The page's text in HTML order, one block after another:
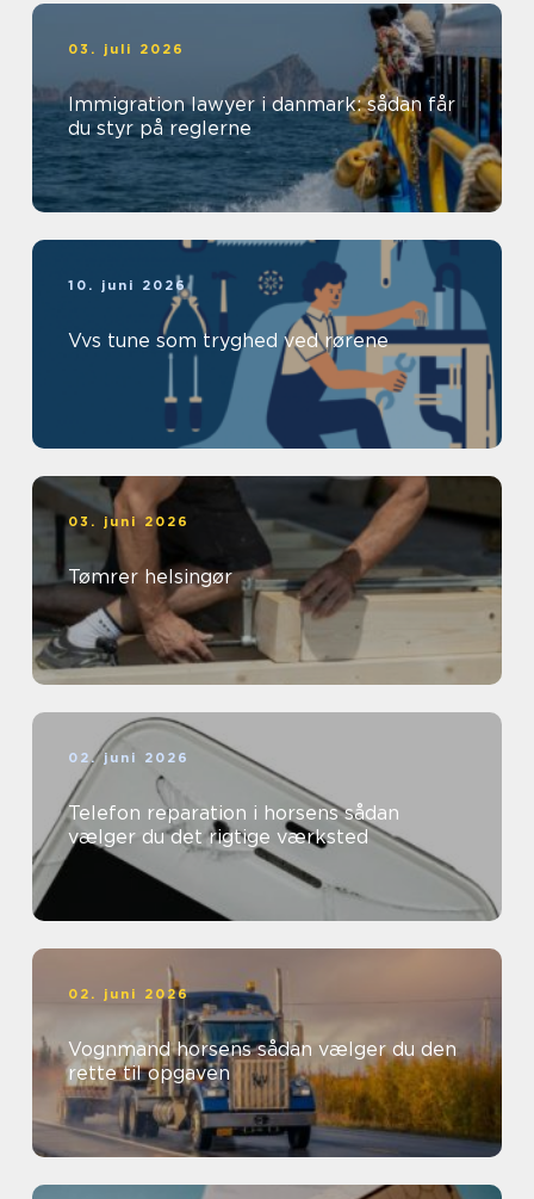
03. juli 2026
Immigration lawyer i danmark: sådan får
du styr på reglerne
10. juni 2026
Vvs tune som tryghed ved rørene
03. juni 2026
Tømrer helsingør
02. juni 2026
Telefon reparation i horsens sådan
vælger du det rigtige værksted
02. juni 2026
Vognmand horsens sådan vælger du den
rette til opgaven